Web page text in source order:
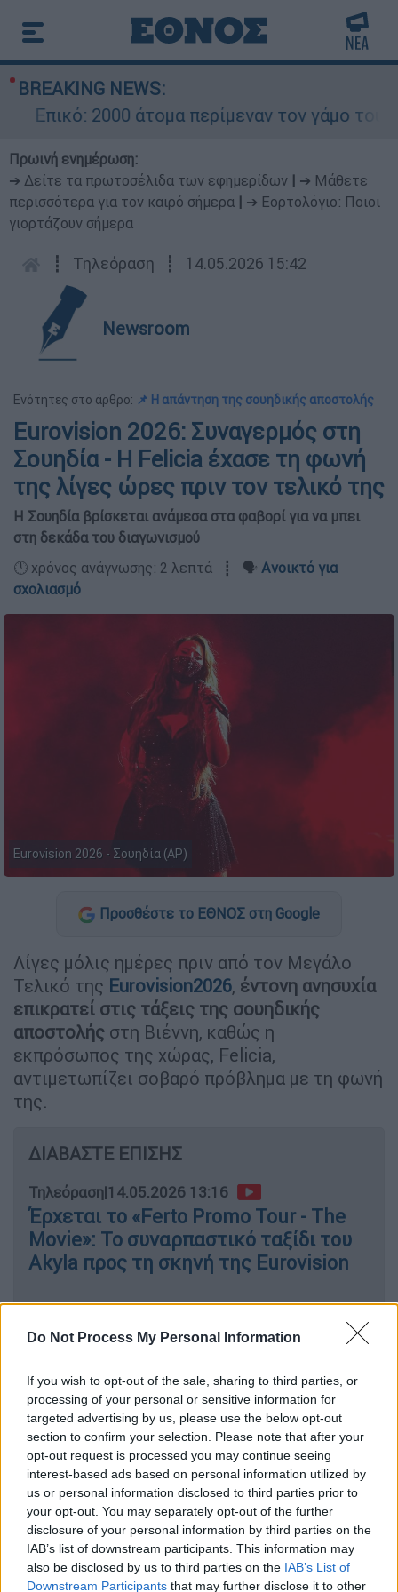
Do Not Process My Personal Information
If you wish to opt-out of the sale, sharing to third parties, or
processing of your personal or sensitive information for
targeted advertising by us, please use the below opt-out
section to confirm your selection. Please note that after your
opt-out request is processed you may continue seeing
interest-based ads based on personal information utilized by
us or personal information disclosed to third parties prior to
your opt-out. You may separately opt-out of the further
disclosure of your personal information by third parties on the
IAB’s list of downstream participants. This information may
also be disclosed by us to third parties on the IAB’s List of
Downstream Participants that may further disclose it to other
BREAKING NEWS:
Επικό: 2000 άτομα περίμεναν τον γάμο του
Πρωινή ενημέρωση:
➔ Δείτε τα πρωτοσέλιδα των εφημερίδων
➔ Μάθετε
περισσότερα για τον καιρό σήμερα
➔ Εορτολόγιο: Ποιοι
γιορτάζουν σήμερα
┋ Τηλεόραση ┋ 14.05.2026 15:42
Newsroom
Ενότητες στο άρθρο: 📌 Η απάντηση της σουηδικής αποστολής
Eurovision 2026: Συναγερμός στη
Σουηδία - Η Felicia έχασε τη φωνή
της λίγες ώρες πριν τον τελικό της
Η Σουηδία βρίσκεται ανάμεσα στα φαβορί για να μπει
στη δεκάδα του διαγωνισμού
🕛 χρόνος ανάγνωσης: 2 λεπτά ┋ 🗣️ Ανοικτό για
σχολιασμό
Eurovision 2026 - Σουηδία (AP)
Προσθέστε το ΕΘΝΟΣ στη Google
Λίγες μόλις ημέρες πριν από τον Μεγάλο
Τελικό της Eurovision2026, έντονη ανησυχία
επικρατεί στις τάξεις της σουηδικής
αποστολής στη Βιέννη, καθώς η
εκπρόσωπος της χώρας, Felicia,
αντιμετωπίζει σοβαρό πρόβλημα με τη φωνή
της.
ΔΙΑΒΑΣΤΕ ΕΠΙΣΗΣ
Τηλεόραση|14.05.2026 13:16
Έρχεται το «Ferto Promo Tour - The
Movie»: Το συναρπαστικό ταξίδι του
Akyla προς τη σκηνή της Eurovision
Η απάντηση της σουηδικής
αποστολής
Η 24χρονητραγουδίστρια, που ξεχώρισε
στον Α' Ημιτελικό με την ερμηνεία του «My
System», ξύπνησε το πρωί της Τετάρτης με
εμφανή φωνητική καταπόνηση, προκαλώντας
άμεση κινητοποίηση της ιατρικής ομάδας και
της vocal coach της . Οι ειδικοί της
συνέστησαν πλήρη αφωνία, σε μια
προσπάθεια να προστατευθούν οι φωνητικές